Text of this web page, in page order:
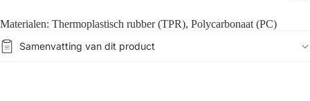
Materialen: Thermoplastisch rubber (TPR), Polycarbonaat (PC)
Samenvatting van dit product